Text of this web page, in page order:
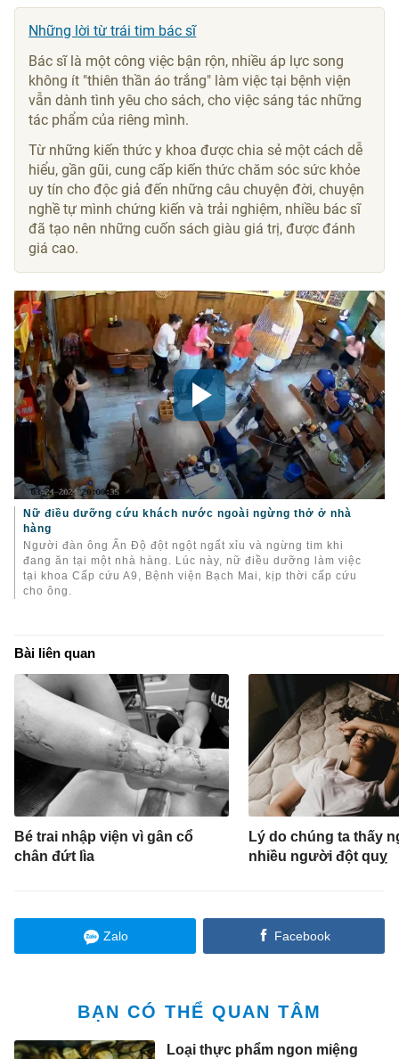
Những lời từ trái tim bác sĩ
Bác sĩ là một công việc bận rộn, nhiều áp lực song
không ít "thiên thần áo trắng" làm việc tại bệnh viện
vẫn dành tình yêu cho sách, cho việc sáng tác những
tác phẩm của riêng mình.
Từ những kiến thức y khoa được chia sẻ một cách dễ
hiểu, gần gũi, cung cấp kiến thức chăm sóc sức khỏe
uy tín cho độc giả đến những câu chuyện đời, chuyện
nghề tự mình chứng kiến và trải nghiệm, nhiều bác sĩ
đã tạo nên những cuốn sách giàu giá trị, được đánh
giá cao.
Nữ điều dưỡng cứu khách nước ngoài ngừng thở ở nhà
hàng
Người đàn ông Ấn Độ đột ngột ngất xỉu và ngừng tim khi
đang ăn tại một nhà hàng. Lúc này, nữ điều dưỡng làm việc
tại khoa Cấp cứu A9, Bệnh viện Bạch Mai, kịp thời cấp cứu
cho ông.
Bài liên quan
Bé trai nhập viện vì gân cổ
chân đứt lìa
Lý do chúng ta thấy
nhiều người đột quỵ
Zalo Facebook
BẠN CÓ THỂ QUAN TÂM
Loại thực phẩm ngon miệng